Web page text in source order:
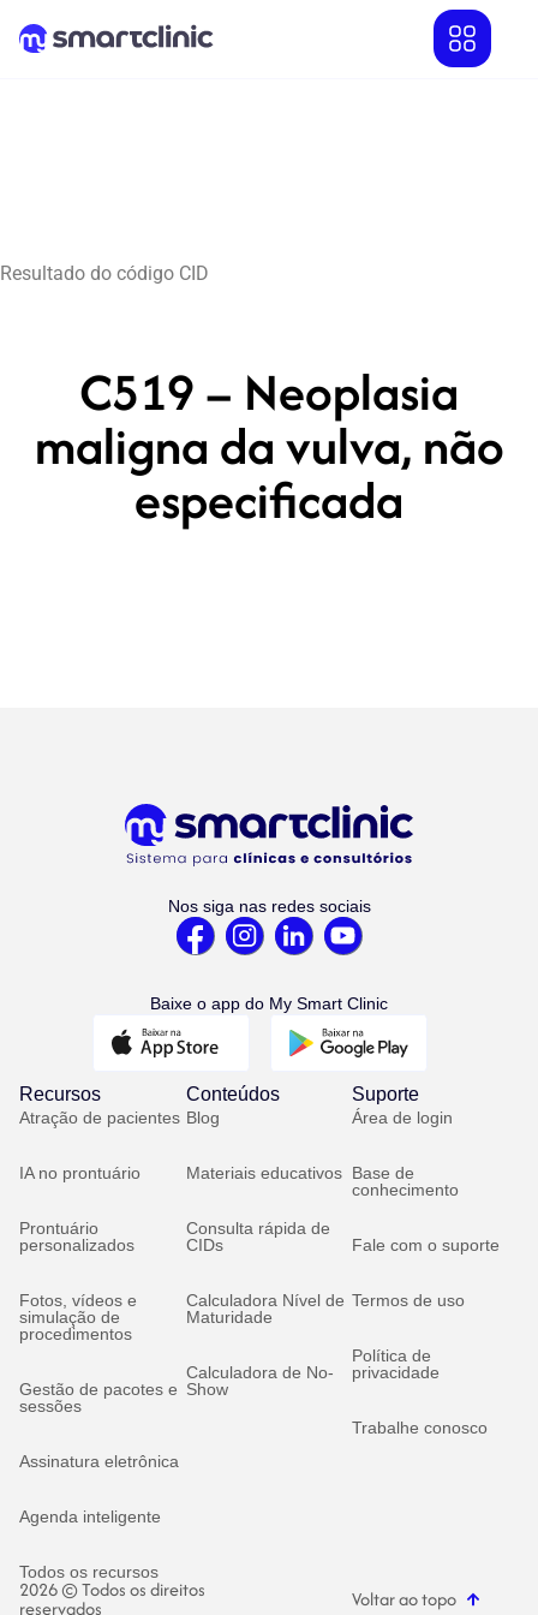
Resultado do código CID
C519 – Neoplasia
maligna da vulva, não
especificada
Nos siga nas redes sociais
Baixe o app do My Smart Clinic
Recursos
Atração de pacientes
IA no prontuário
Prontuário
personalizados
Fotos, vídeos e
simulação de
procedimentos
Gestão de pacotes e
sessões
Assinatura eletrônica
Agenda inteligente
Todos os recursos
Conteúdos
Blog
Materiais educativos
Consulta rápida de
CIDs
Calculadora Nível de
Maturidade
Calculadora de No-
Show
Suporte
Área de login
Base de
conhecimento
Fale com o suporte
Termos de uso
Política de
privacidade
Trabalhe conosco
2026 © Todos os direitos
reservados Voltar ao topo